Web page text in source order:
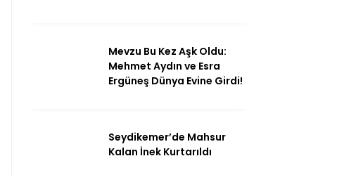
Mevzu Bu Kez Aşk Oldu:
Mehmet Aydın ve Esra
Ergüneş Dünya Evine Girdi!
Seydikemer’de Mahsur
Kalan İnek Kurtarıldı